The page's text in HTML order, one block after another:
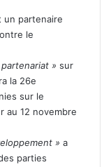
un partenaire
le
» sur
la 26e
sur le
au 12 novembre
» a
parties